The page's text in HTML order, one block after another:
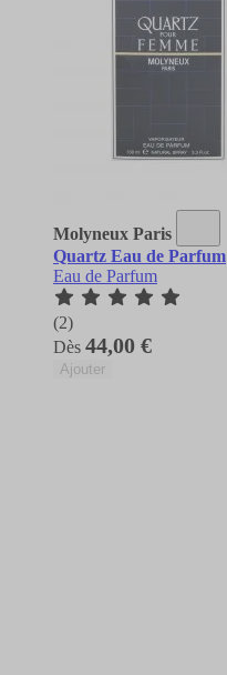
Molyneux Paris
Quartz Eau de Parfum
Eau de Parfum
(2)
Dès 44,00 €
Ajouter